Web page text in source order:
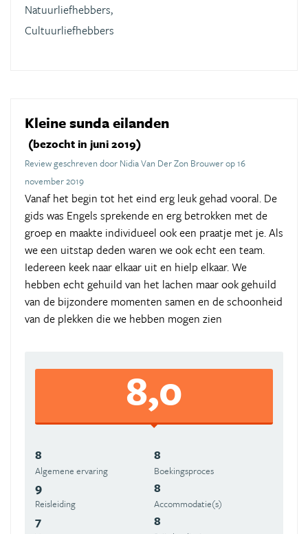
Natuurliefhebbers,
Cultuurliefhebbers
Kleine sunda eilanden
(bezocht in juni 2019)
Review geschreven door Nidia Van Der Zon Brouwer op 16
november 2019
Vanaf het begin tot het eind erg leuk gehad vooral. De
gids was Engels sprekende en erg betrokken met de
groep en maakte individueel ook een praatje met je. Als
we een uitstap deden waren we ook echt een team.
Iedereen keek naar elkaar uit en hielp elkaar. We
hebben echt gehuild van het lachen maar ook gehuild
van de bijzondere momenten samen en de schoonheid
van de plekken die we hebben mogen zien
8,0
8
Algemene ervaring
8
Boekingsproces
9
Reisleiding
8
Accommodatie(s)
7 8